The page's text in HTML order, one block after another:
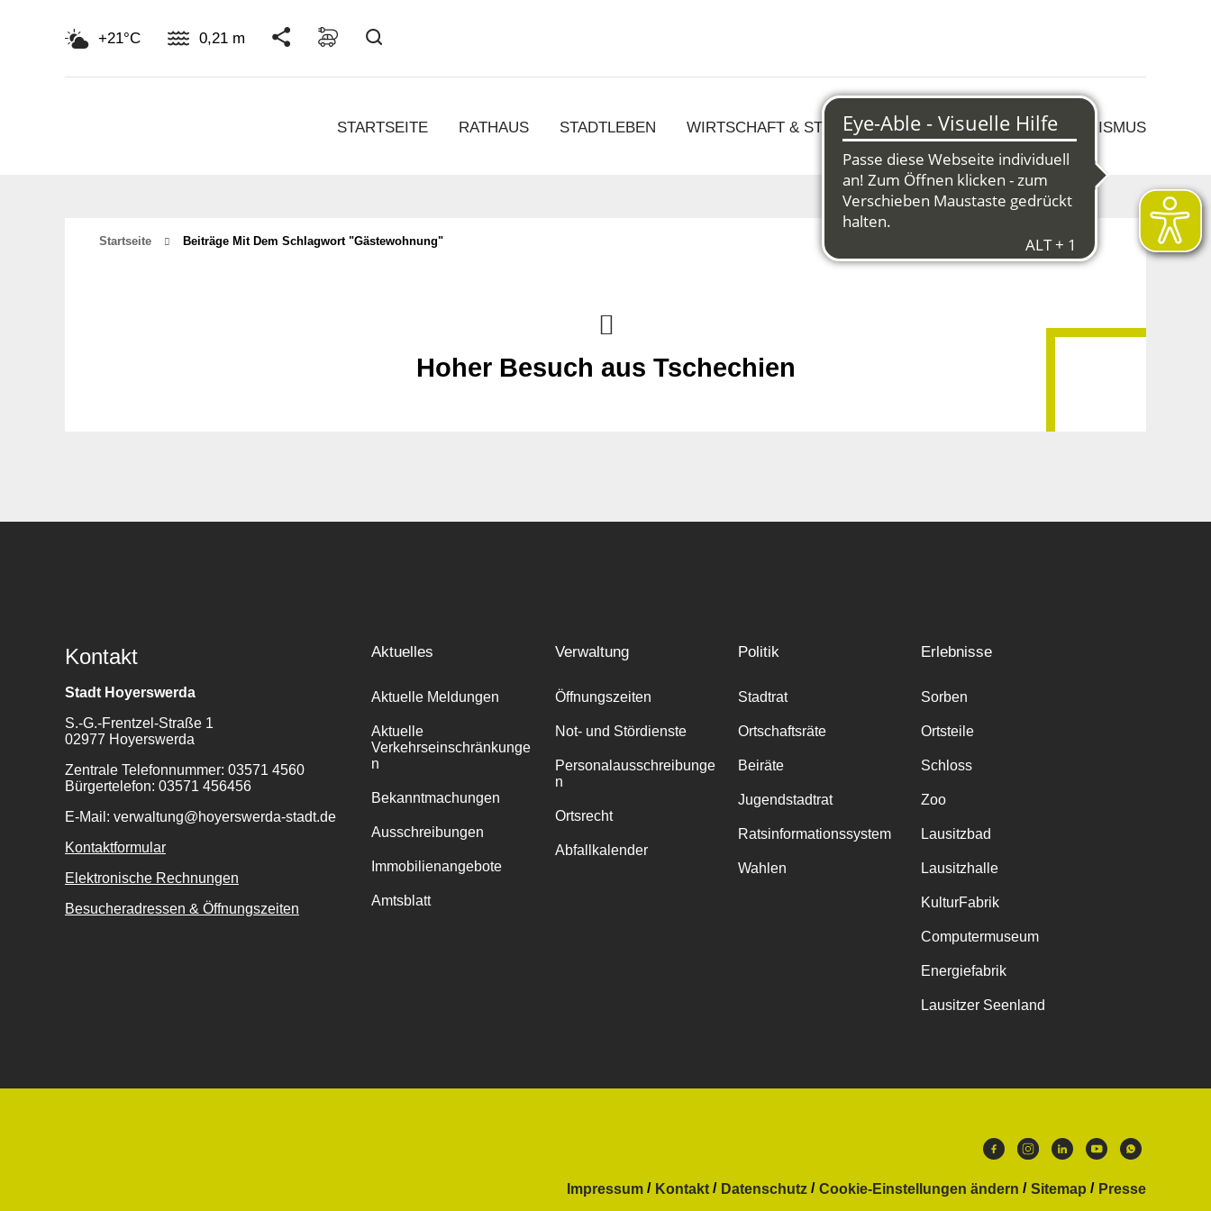
+21°C 0,21 m
STARTSEITE RATHAUS STADTLEBEN WIRTSCHAFT & STRUKTURWANDEL KULTUR & TOURISMUS
Startseite Beiträge Mit Dem Schlagwort "gästewohnung"
Hoher Besuch aus Tschechien
Kontakt
Stadt Hoyerswerda
S.-G.-Frentzel-Straße 1
02977 Hoyerswerda
Zentrale Telefonnummer: 03571 4560
Bürgertelefon: 03571 456456
E-Mail: verwaltung@hoyerswerda-stadt.de
Kontaktformular
Elektronische Rechnungen
Besucheradressen & Öffnungszeiten
Aktuelles
Aktuelle Meldungen
Aktuelle
Verkehrseinschränkunge
n
Bekanntmachungen
Ausschreibungen
Immobilienangebote
Amtsblatt
Verwaltung
Öffnungszeiten
Not- und Stördienste
Personalausschreibunge
n
Ortsrecht
Abfallkalender
Politik
Stadtrat
Ortschaftsräte
Beiräte
Jugendstadtrat
Ratsinformationssystem
Wahlen
Erlebnisse
Sorben
Ortsteile
Schloss
Zoo
Lausitzbad
Lausitzhalle
KulturFabrik
Computermuseum
Energiefabrik
Lausitzer Seenland
Impressum Kontakt Datenschutz Cookie-Einstellungen ändern Sitemap
Presse